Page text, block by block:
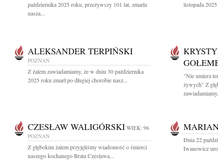
października 2025 roku, przeżywszy 101 lat, zmarła
nasza...
listopada 2025
ALEKSANDER TERPIŃSKI
POZNAŃ
Z żalem zawiadamiamy, że w dniu 30 października
2025 roku zmarł po długiej chorobie nasz...
"Nie umiera
żywych" Z
CZESŁAW WALIGÓRSKI WIEK: 96
POZNAŃ
Z głębokim żalem przyjęliśmy wiadomość o śmierci
naszego kochanego Brata Czesława...
Dnia 22
Iwanowicz